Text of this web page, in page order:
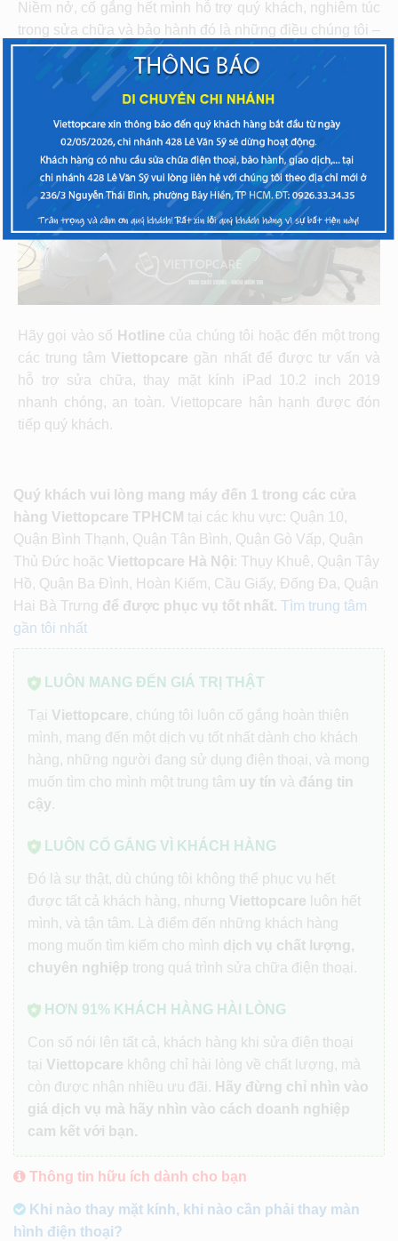
Niềm nở, cố gắng hết mình hỗ trợ quý khách, nghiêm túc
trong sửa chữa và bảo hành đó là những điều chúng tôi –
Viettopcareluôn mong muốn mang lại tốt nhất cho quý
Hãy gọi vào số Hotline của chúng tôi hoặc đến một trong
các trung tâm Viettopcare gần nhất để được tư vấn và
hỗ trợ sửa chữa, thay mặt kính iPad 10.2 inch 2019
nhanh chóng, an toàn. Viettopcare hân hạnh được đón
tiếp quý khách.
Quý khách vui lòng mang máy đến 1 trong các cửa
hàng Viettopcare TPHCM tại các khu vực: Quận 10,
Quận Bình Thạnh, Quận Tân Bình, Quận Gò Vấp, Quận
Thủ Đức hoặc Viettopcare Hà Nội: Thụy Khuê, Quận Tây
Hồ, Quận Ba Đình, Hoàn Kiếm, Cầu Giấy, Đống Đa, Quận
Hai Bà Trưng để được phục vụ tốt nhất. Tìm trung tâm
gần tôi nhất
LUÔN MANG ĐẾN GIÁ TRỊ THẬT
Tại Viettopcare, chúng tôi luôn cố gắng hoàn thiện
mình, mang đến một dịch vụ tốt nhất dành cho khách
hàng, những người đang sử dụng điện thoại, và mong
muốn tìm cho mình một trung tâm uy tín và đáng tin
cậy.
LUÔN CỐ GẮNG VÌ KHÁCH HÀNG
Đó là sự thật, dù chúng tôi không thể phục vụ hết
được tất cả khách hàng, nhưng Viettopcare luôn hết
mình, và tận tâm. Là điểm đến những khách hàng
mong muốn tìm kiếm cho mình dịch vụ chất lượng,
chuyên nghiệp trong quá trình sửa chữa điện thoại.
HƠN 91% KHÁCH HÀNG HÀI LÒNG
Con số nói lên tất cả, khách hàng khi sửa điện thoại
tại Viettopcare không chỉ hài lòng về chất lượng, mà
còn được nhận nhiều ưu đãi. Hãy đừng chỉ nhìn vào
giá dịch vụ mà hãy nhìn vào cách doanh nghiệp
cam kết với bạn.
Thông tin hữu ích dành cho bạn
Khi nào thay mặt kính, khi nào cần phải thay màn
hình điện thoại?